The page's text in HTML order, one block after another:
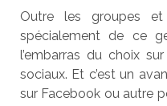
Outre les groupes
spécialement de ce
l’embarras du choix
sociaux. Et c’est un
sur Facebook ou autre